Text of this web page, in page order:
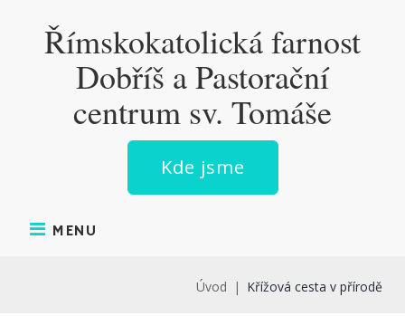
Římskokatolická farnost
Dobříš a Pastorační
centrum sv. Tomáše
Kde jsme
MENU
Úvod | Křížová cesta v přírodě